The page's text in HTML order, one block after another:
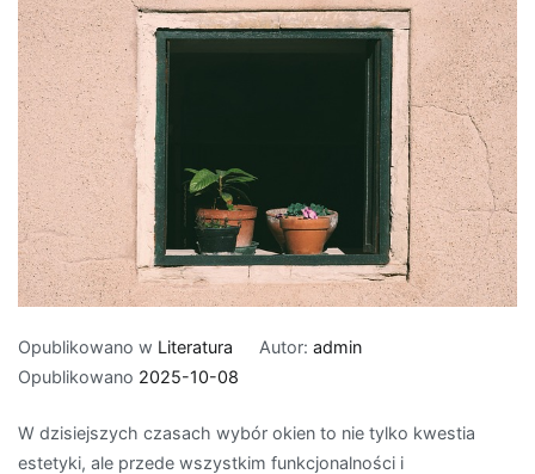
Opublikowano w Literatura Autor: admin
Opublikowano 2025-10-08
W dzisiejszych czasach wybór okien to nie tylko kwestia
estetyki, ale przede wszystkim funkcjonalności i